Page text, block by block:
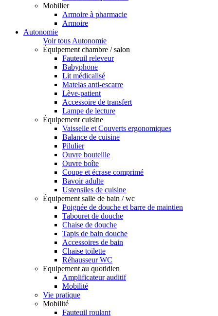
Mobilier
Armoire à pharmacie
Armoire
Autonomie
Voir tous Autonomie
Équipement chambre / salon
Fauteuil releveur
Babyphone
Lit médicalisé
Matelas anti-escarre
Lève-patient
Accessoire de transfert
Lampe de lecture
Équipement cuisine
Vaisselle et Couverts ergonomiques
Balance de cuisine
Pilulier
Ouvre bouteille
Ouvre boîte
Coupe et écrase comprimé
Bavoir adulte
Ustensiles de cuisine
Équipement salle de bain / wc
Poignée de douche et barre de maintien
Tabouret de douche
Chaise de douche
Tapis de bain douche
Accessoires de bain
Chaise toilette
Réhausseur WC
Equipement au quotidien
Amplificateur auditif
Mobilité
Vie pratique
Mobilité
Fauteuil roulant